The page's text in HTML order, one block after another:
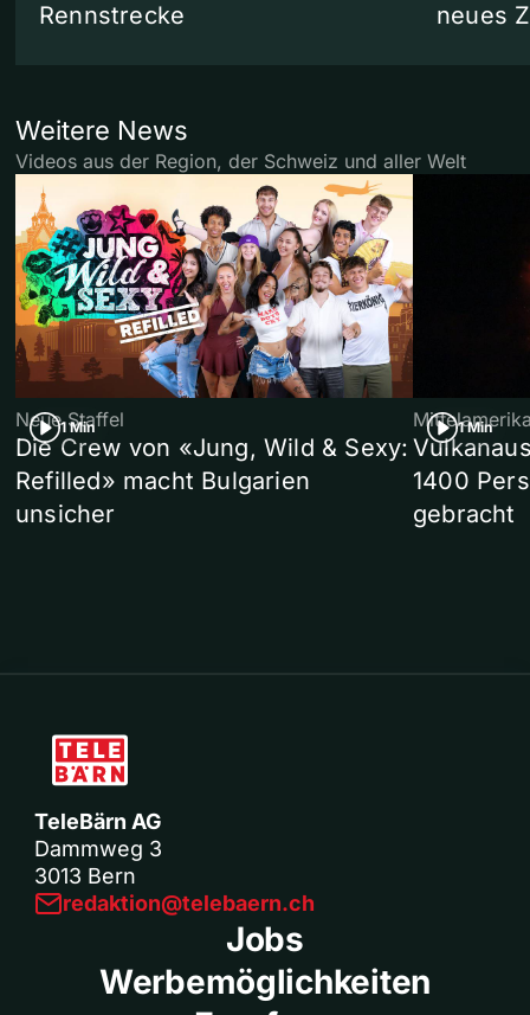
Rennstrecke
neues
Weitere News
Videos aus der Region, der Schweiz und aller Welt
1 Min
Neue Staffel
Die Crew von «Jung, Wild & Sexy:
Refilled» macht Bulgarien
unsicher
1 Min
1400
gebracht
TeleBärn AG
Dammweg 3
3013 Bern
redaktion@telebaern.ch
Jobs
Werbemöglichkeiten